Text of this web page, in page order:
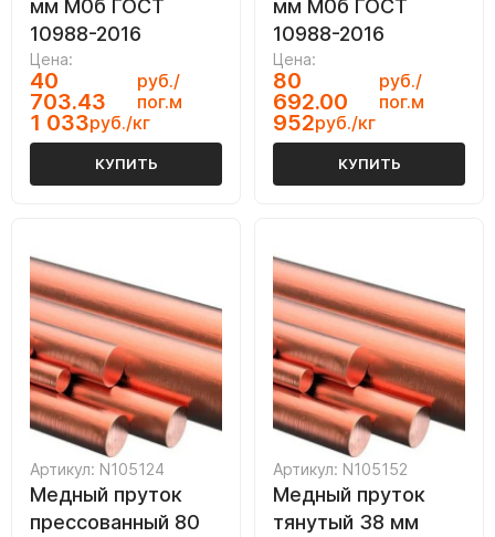
мм М0б ГОСТ
10988-2016
Цена:
40
703.43
руб./
пог.м
1 033руб./кг
КУПИТЬ
мм М0б ГОСТ
10988-2016
Цена:
80
692.00
руб./
пог.м
952руб./кг
КУПИТЬ
Артикул: N105124
Медный пруток
прессованный 80
Артикул: N105152
Медный пруток
тянутый 38 мм